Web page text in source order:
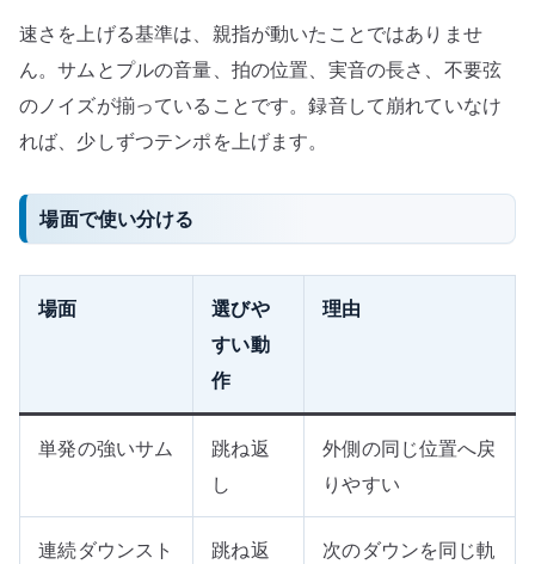
速さを上げる基準は、親指が動いたことではありませ
ん。サムとプルの音量、拍の位置、実音の長さ、不要弦
のノイズが揃っていることです。録音して崩れていなけ
れば、少しずつテンポを上げます。
場面で使い分ける
場面
選びや
すい動
作
理由
単発の強いサム
跳ね返
し
外側の同じ位置へ戻
りやすい
連続ダウンスト
跳ね返
次のダウンを同じ軌